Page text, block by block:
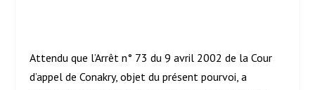
Attendu que l’Arrêt n° 73 du 9 avril 2002 de la Cour
d’appel de Conakry, objet du présent pourvoi, a